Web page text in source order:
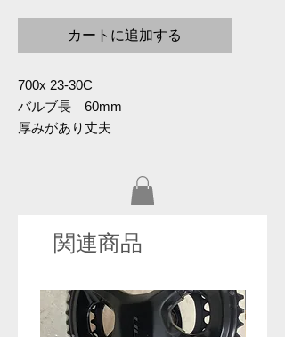
カートに追加する
700x 23-30C
バルブ長 60mm
厚みがあり丈夫
関連商品